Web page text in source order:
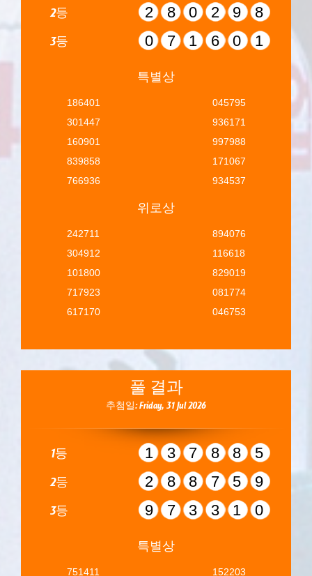
2등 280298
3등 071601
특별상
186401
301447
160901
839858
766936
045795
936171
997988
171067
934537
위로상
242711
304912
101800
717923
617170
894076
116618
829019
081774
046753
풀 결과
추첨일: Friday, 31 Jul 2026
1등 137885
2등 288759
3등 973310
특별상
751411
152203